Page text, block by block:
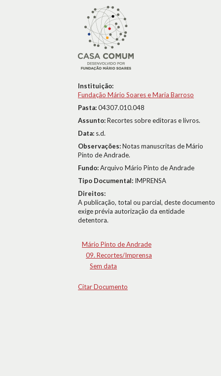
Instituição:
Fundação Mário Soares e Maria Barroso
Pasta:04307.010.048
Assunto:Recortes sobre editoras e livros.
Data: s.d.
Observações:Notas manuscritas de Mário
Pinto de Andrade.
Fundo:Arquivo Mário Pinto de Andrade
Tipo Documental: IMPRENSA
Direitos:
A publicação, total ou parcial, deste documento
exige prévia autorização da entidade
detentora.
Mário Pinto de Andrade
09. Recortes/Imprensa
Sem data
Citar Documento